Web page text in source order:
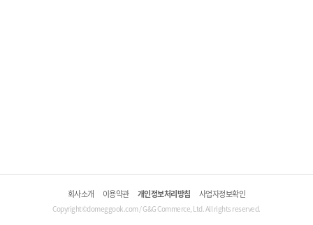
회사소개 이용약관 개인정보처리방침 사업자정보확인
Copyright©domeggook.com / G&G Commerce, Ltd. All rights reserved.